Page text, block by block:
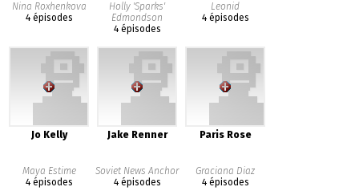
Nina Roxhenkova
4 épisodes
Holly 'Sparks'
Edmondson
4 épisodes
Leonid
4 épisodes
Jo Kelly
Maya Estime
4 épisodes
Jake Renner
Soviet News Anchor
4 épisodes
Paris Rose
Graciana Diaz
4 épisodes